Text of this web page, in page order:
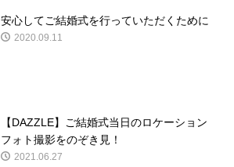
安心してご結婚式を行っていただくために
2020.09.11
【DAZZLE】ご結婚式当日のロケーション
フォト撮影をのぞき見！
2021.06.27